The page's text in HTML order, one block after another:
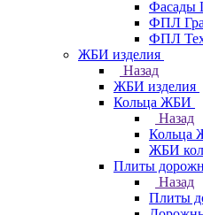
Фасады
ФПЛ
ФПЛ
ЖБИ изделия
Назад
ЖБИ изделия
Кольца ЖБИ
Назад
Кольца
ЖБИ
Плиты
Назад
Плиты